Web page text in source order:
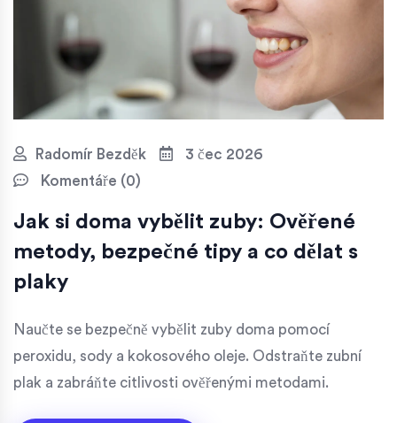
Radomír Bezděk
3 čec 2026
Komentáře (0)
Jak si doma vybělit zuby: Ověřené
metody, bezpečné tipy a co dělat s
plaky
Naučte se bezpečně vybělit zuby doma pomocí
peroxidu, sody a kokosového oleje. Odstraňte zubní
plak a zabráňte citlivosti ověřenými metodami.